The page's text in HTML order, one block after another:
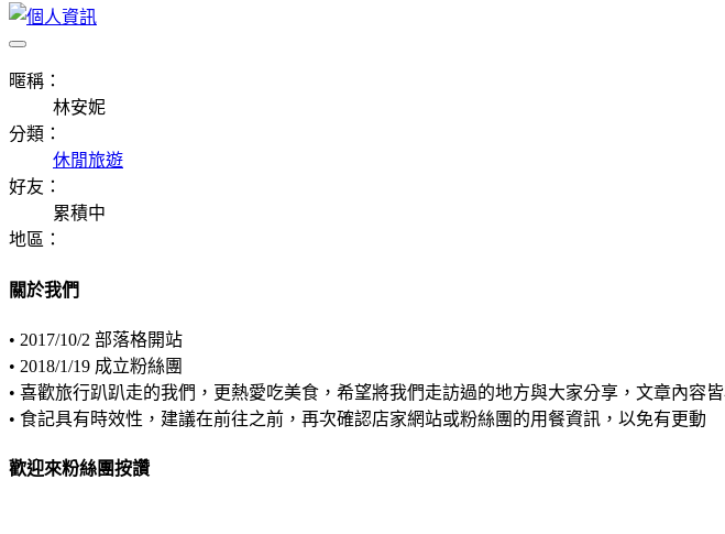
暱稱：
林安妮
分類：
休閒旅遊
好友：
累積中
地區：
關於我們
• 2017/10/2 部落格開站
• 2018/1/19 成立粉絲團
• 喜歡旅行趴趴走的我們，更熱愛吃美食，希望將我們走訪過的地方與大家分享，文章內容
• 食記具有時效性，建議在前往之前，再次確認店家網站或粉絲團的用餐資訊，以免有更動
歡迎來粉絲團按讚